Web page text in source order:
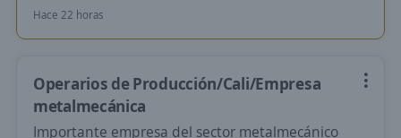
Hace 22 horas
Operarios de Producción/Cali/Empresa
metalmecánica
Importante empresa del sector metalmecánico